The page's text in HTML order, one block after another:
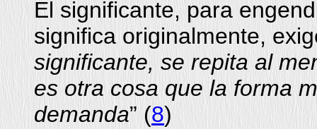
El significante, para
significa originalmente,
significante, se repita al
es otra cosa que la forma
demanda” (8)